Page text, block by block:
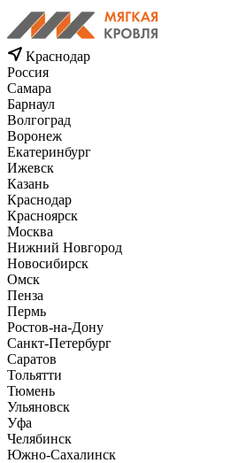
Краснодар
Россия
Самара
Барнаул
Волгоград
Воронеж
Екатеринбург
Ижевск
Казань
Краснодар
Красноярск
Москва
Нижний Новгород
Новосибирск
Омск
Пенза
Пермь
Ростов-на-Дону
Санкт-Петербург
Саратов
Тольятти
Тюмень
Ульяновск
Уфа
Челябинск
Южно-Сахалинск